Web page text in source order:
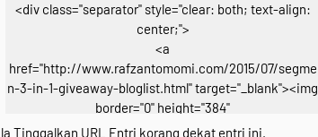
<div class="separator" style="clear: both; text-align:
center;">
<a
href="http://www.rafzantomomi.com/2015/07/segme
n-3-in-1-giveaway-bloglist.html" target="_blank"><img
border="0" height="384"
src="https://blogger.googleusercontent.com/img/b/R
Tinggalkan URL Entri korang dekat entri ini.